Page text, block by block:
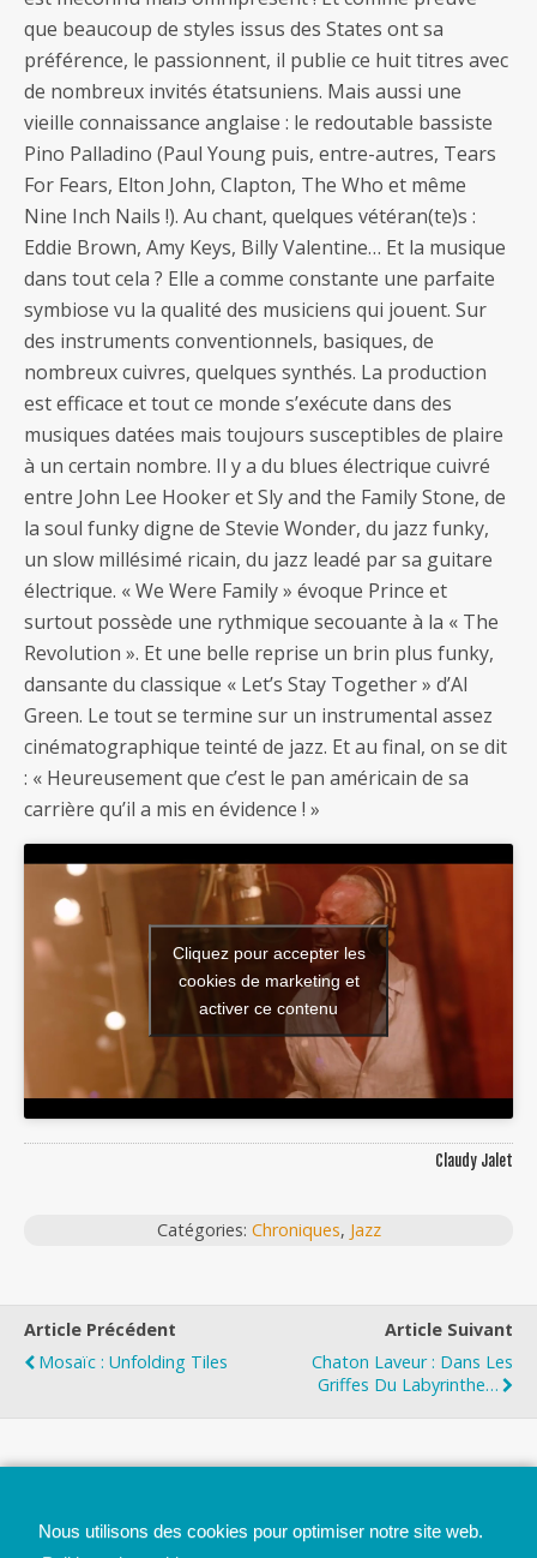
que beaucoup de styles issus des States ont sa
préférence, le passionnent, il publie ce huit titres avec
de nombreux invités étatsuniens. Mais aussi une
vieille connaissance anglaise : le redoutable bassiste
Pino Palladino (Paul Young puis, entre-autres, Tears
For Fears, Elton John, Clapton, The Who et même
Nine Inch Nails !). Au chant, quelques vétéran(te)s :
Eddie Brown, Amy Keys, Billy Valentine… Et la musique
dans tout cela ? Elle a comme constante une parfaite
symbiose vu la qualité des musiciens qui jouent. Sur
des instruments conventionnels, basiques, de
nombreux cuivres, quelques synthés. La production
est efficace et tout ce monde s’exécute dans des
musiques datées mais toujours susceptibles de plaire
à un certain nombre. Il y a du blues électrique cuivré
entre John Lee Hooker et Sly and the Family Stone, de
la soul funky digne de Stevie Wonder, du jazz funky,
un slow millésimé ricain, du jazz leadé par sa guitare
électrique. « We Were Family » évoque Prince et
surtout possède une rythmique secouante à la « The
Revolution ». Et une belle reprise un brin plus funky,
dansante du classique « Let’s Stay Together » d’Al
Green. Le tout se termine sur un instrumental assez
cinématographique teinté de jazz. Et au final, on se dit
: « Heureusement que c’est le pan américain de sa
carrière qu’il a mis en évidence ! »
Cliquez pour accepter les
cookies de marketing et
activer ce contenu
Claudy Jalet
Catégories: Chroniques, Jazz
Article Précédent
Mosaïc : Unfolding Tiles
Article Suivant
Chaton Laveur : Dans Les
Griffes Du Labyrinthe…
Nous utilisons des cookies pour optimiser notre site web.